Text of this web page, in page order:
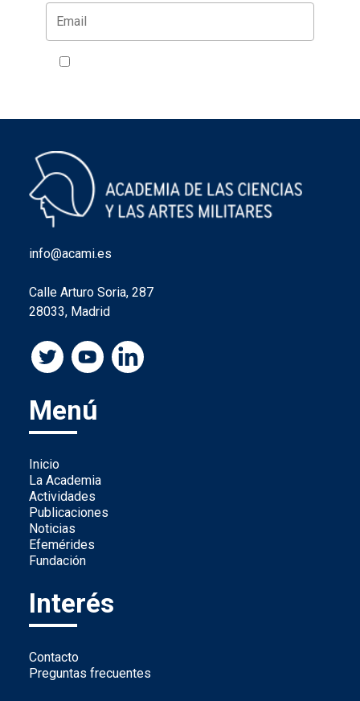
info@acami.es
Calle Arturo Soria, 287
28033, Madrid
Menú
Inicio
La Academia
Actividades
Publicaciones
Noticias
Efemérides
Fundación
Interés
Contacto
Preguntas frecuentes